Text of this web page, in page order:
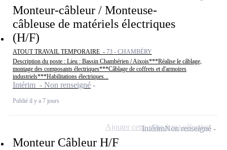
Monteur-câbleur / Monteuse-
câbleuse de matériels électriques
(H/F)
ATOUT TRAVAIL TEMPORAIRE - 73 - CHAMBÉRY
Description du poste : Lieu : Bassin Chambérien / Aixois***Réalise le câblage,
montage des composants électriques***Câblage de coffrets et d'armoires
industriels***Habilitations électriques...
Intérim - Non renseigné
Publié il y a 7 jours
Monteur Câbleur H/F
IntérimNon renseigné
Ajouter cette offre à ma sélection